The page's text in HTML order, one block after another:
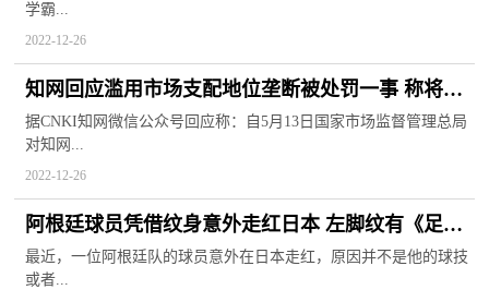
学霸...
2022-12-26
知网回应滥用市场支配地位垄断被处罚一事 称将全
力配合深刻反省
据CNKI知网微信公众号回应称：自5月13日国家市场监督管理总局
对知网...
2022-12-26
阿根廷球员凭借纹身意外走红日本 左脚纹有《足球
小将》大空翼等角色
最近，一位阿根廷队的球员意外在日本走红，原因并不是他的球技
或者...